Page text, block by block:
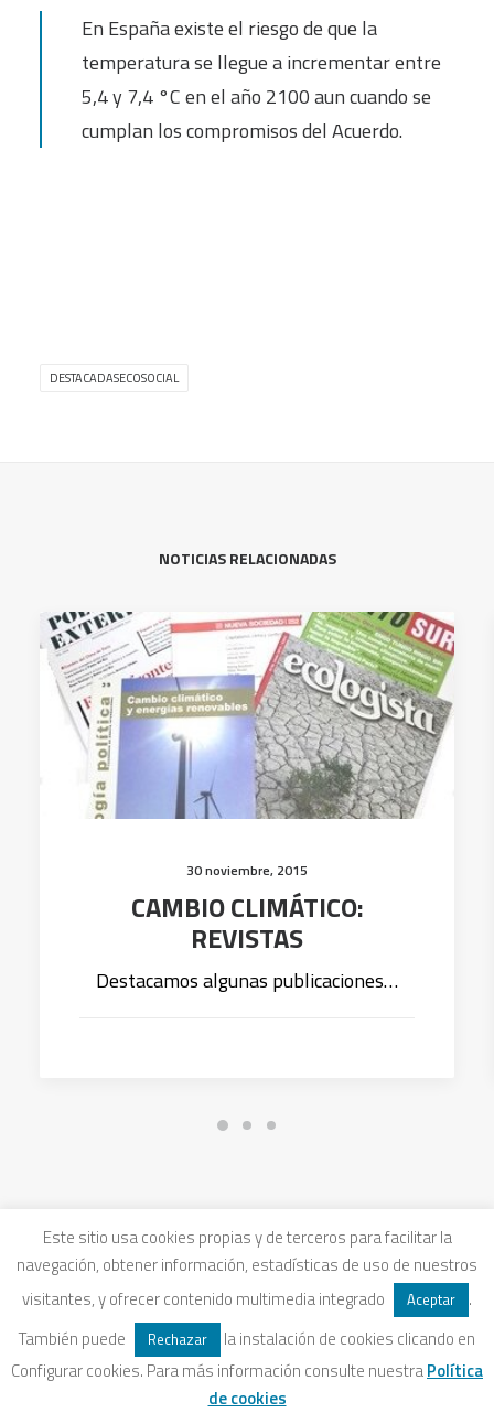
En España existe el riesgo de que la
temperatura se llegue a incrementar entre
5,4 y 7,4 °C en el año 2100 aun cuando se
cumplan los compromisos del Acuerdo.
DESTACADASECOSOCIAL
NOTICIAS RELACIONADAS
30 noviembre, 2015
CAMBIO CLIMÁTICO:
REVISTAS
Destacamos algunas publicaciones…
Este sitio usa cookies propias y de terceros para facilitar la
navegación, obtener información, estadísticas de uso de nuestros
visitantes, y ofrecer contenido multimedia integrado
Aceptar
.
También puede
Rechazar
la instalación de cookies clicando en
Configurar cookies. Para más información consulte nuestraPolítica
de cookies